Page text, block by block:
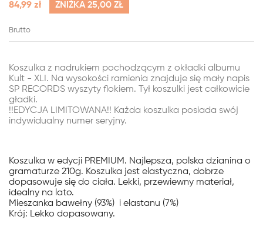
84,99 zł ZNIŻKA 25,00 ZŁ
Brutto
Koszulka z nadrukiem pochodzącym z okładki albumu
Kult - XLI. Na wysokości ramienia znajduje się mały napis
SP RECORDS wyszyty flokiem. Tył koszulki jest całkowicie
gładki.
!!EDYCJA LIMITOWANA!! Każda koszulka posiada swój
indywidualny numer seryjny.
Koszulka w edycji PREMIUM. Najlepsza, polska dzianina o
gramaturze 210g. Koszulka jest elastyczna, dobrze
dopasowuje się do ciała. Lekki, przewiewny materiał,
idealny na lato.
Mieszanka bawełny (93%) i elastanu (7%)
Krój: Lekko dopasowany.